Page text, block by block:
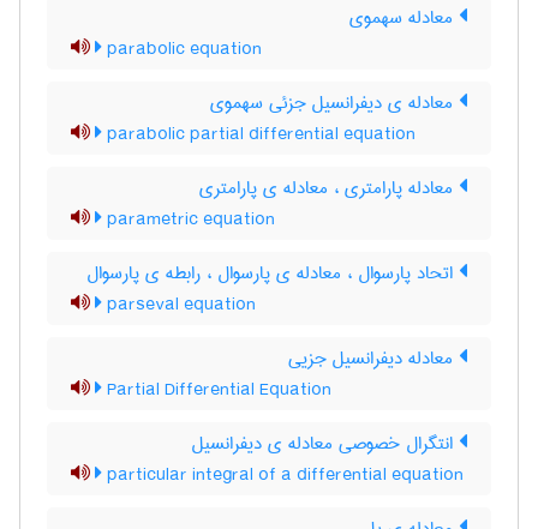
معادله سهموی
parabolic equation
معادله ی دیفرانسیل جزئی سهموی
parabolic partial differential equation
معادله پارامتری ، معادله ی پارامتری
parametric equation
اتحاد پارسوال ، معادله ی پارسوال ، رابطه ی پارسوال
parseval equation
معادله دیفرانسیل جزیی
Partial Differential Equation
انتگرال خصوصی معادله ی دیفرانسیل
particular integral of a differential equation